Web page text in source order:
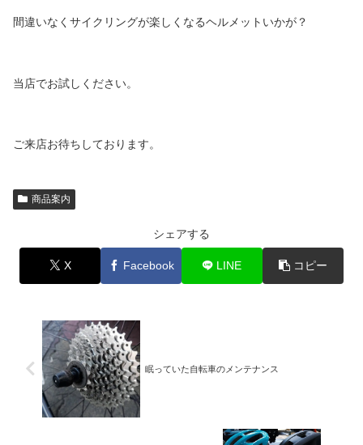
間違いなくサイクリングが楽しくなるヘルメットいかが？
当店でお試しください。
ご来店お待ちしております。
商品案内
シェアする
X Facebook LINE コピー
眠っていた自転車のメンテナンス